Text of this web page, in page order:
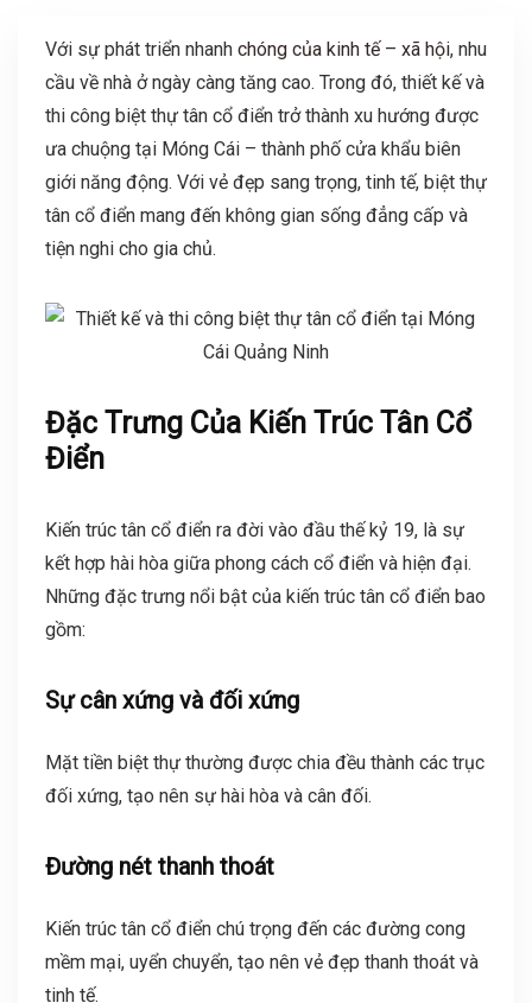
Với sự phát triển nhanhchóng của kinh tế – xã hội, nhu
cầu về nhà ở ngày càng tăng cao. Trong đó, thiết kế và
thi công biệt thự tân cổ điển trở thành xu hướng được
ưa chuộng tại Móng Cái – thành phố cửa khẩu biên
giới năng động. Với vẻ đẹp sang trọng, tinh tế, biệt thự
tân cổ điển mang đến không gian sống đẳng cấp và
tiện nghi cho gia chủ.
Đặc Trưng Của Kiến Trúc Tân Cổ
Điển
Kiến trúc tân cổ điển ra đời vào đầu thế kỷ 19, là sự
kết hợp hài hòa giữa phong cách cổ điển và hiện đại.
Những đặc trưng nổi bật của kiến trúc tân cổ điển bao
gồm:
Sự cân xứng và đối xứng
Mặt tiền biệt thự thường được chia đều thành các trục
đối xứng, tạo nên sự hài hòa và cân đối.
Đường nét thanh thoát
Kiến trúc tân cổ điển chú trọng đến các đường cong
mềm mại, uyển chuyển, tạo nên vẻ đẹp thanh thoát và
tinh tế.